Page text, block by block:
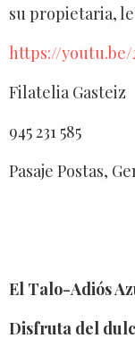
su propietaria,
https://youtu.be/
Filatelia Gasteiz
945 231 585
Pasaje Postas,
El Talo-Adiós
Disfruta del